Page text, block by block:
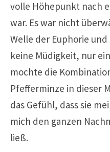
volle Höhepunkt nach
war. Es war nicht
Welle der Euphorie
keine Müdigkeit, nur
mochte die
Pfefferminze in dieser
das Gefühl, dass sie
mich den ganzen
ließ.